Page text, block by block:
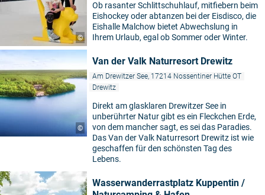
©
Ob rasanter Schlittschuhlauf, mitfiebern beim
Eishockey oder abtanzen bei der Eisdisco, die
Eishalle Malchow bietet Abwechslung in
Ihrem Urlaub, egal ob Sommer oder Winter.
©
Van der Valk Naturresort Drewitz
Am Drewitzer See, 17214 Nossentiner Hütte OT
Drewitz
Direkt am glasklaren Drewitzer See in
unberührter Natur gibt es ein Fleckchen Erde,
von dem mancher sagt, es sei das Paradies.
Das Van der Valk Naturresort Drewitz ist wie
geschaffen für den schönsten Tag des
Lebens.
Wasserwanderrastplatz Kuppentin /